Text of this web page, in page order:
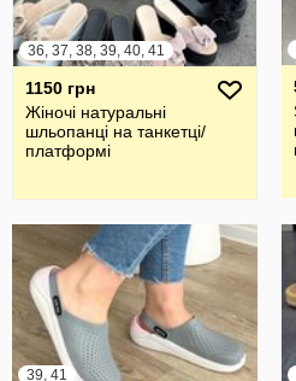
36, 37, 38, 39, 40, 41
1150 грн
Жіночі натуральні
шльопанці на танкетці/
платформі
39, 41